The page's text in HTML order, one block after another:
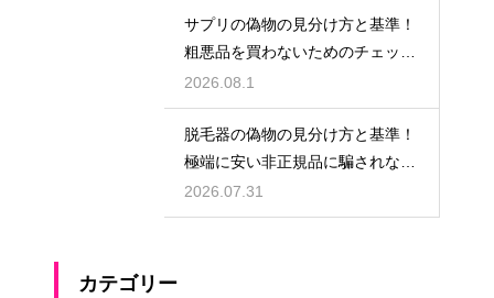
サプリの偽物の見分け方と基準！
粗悪品を買わないためのチェック
術
2026.08.1
脱毛器の偽物の見分け方と基準！
極端に安い非正規品に騙されない
ための公式ショップでの購入
2026.07.31
カテゴリー